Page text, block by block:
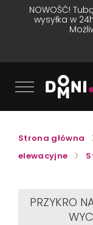
NOWOŚĆ!
wysyłka w
Strona główna
elewacyjne
PRZYKRO